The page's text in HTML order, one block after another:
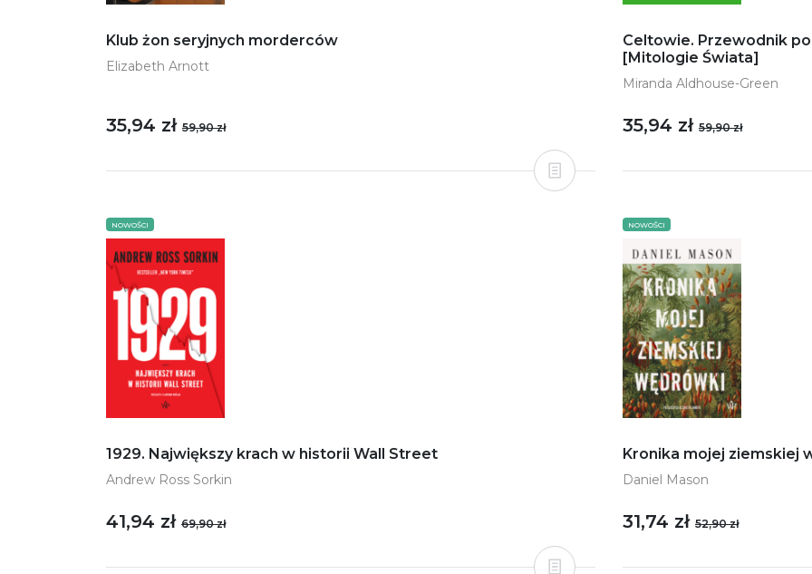
Klub żon seryjnych morderców
Elizabeth Arnott
35,94 zł 59,90 zł
Celtowie. Przewodnik
[Mitologie Świata]
Miranda Aldhouse-Green
35,94 zł 59,90 zł
NOWOŚCI
1929. Największy krach w historii Wall Street
Andrew Ross Sorkin
41,94 zł 69,90 zł
NOWOŚCI
Kronika mojej ziemskiej
Daniel Mason
31,74 zł 52,90 zł